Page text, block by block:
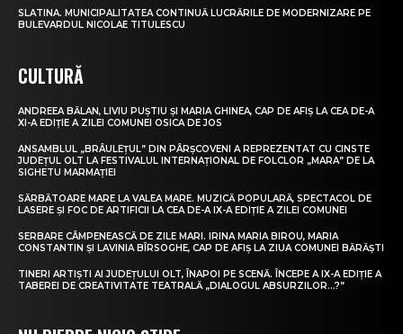
SLATINA. MUNICIPALITATEA CONTINUĂ LUCRĂRILE DE MODERNIZARE PE
BULEVARDUL NICOLAE TITULESCU
CULTURĂ
ANDREEA BĂLAN, LIVIU PUȘTIU ȘI MARIA GHINEA, CAP DE AFIȘ LA CEA DE-A
XI-A EDIȚIE A ZILEI COMUNEI OSICA DE JOS
ANSAMBLUL „BRÂULEȚUL” DIN PÂRȘCOVENI A REPREZENTAT CU CINSTE
JUDEȚUL OLT LA FESTIVALUL INTERNAȚIONAL DE FOLCLOR „MARA” DE LA
SIGHETU MARMAȚIEI
SĂRBĂTOARE MARE LA VALEA MARE. MUZICĂ POPULARĂ, SPECTACOL DE
LASERE ȘI FOC DE ARTIFICII LA CEA DE-A IX-A EDIȚIE A ZILEI COMUNEI
SERBARE CÂMPENEASCĂ DE ZILE MARI. IRINA MARIA BIROU, MARIA
CONSTANTIN ȘI LAVINIA BÎRSOGHE, CAP DE AFIȘ LA ZIUA COMUNEI BĂRĂȘTI
TINERI ARTIȘTI AI JUDEȚULUI OLT, ÎNAPOI PE SCENĂ. ÎNCEPE A IX-A EDIȚIE A
TABEREI DE CREATIVITATE TEATRALĂ „DIALOGUL ABSURZILOR…?”